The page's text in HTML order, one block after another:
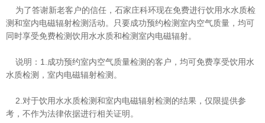
为了答谢新老客户的信任，石家庄科环现在免费进行饮用水水质检
测和室内电磁辐射检测活动。只要成功预约检测室内空气质量，均可
同时享受免费检测饮用水水质和检测室内电磁辐射。
说明：1.成功预约室内空气质量检测的客户，均可免费享受饮用水
水质检测，室内电磁辐射检测。
2.对于饮用水水质检测和室内电磁辐射检测的结果，仅限提供参
考，不作为法律依据进行相关证明。